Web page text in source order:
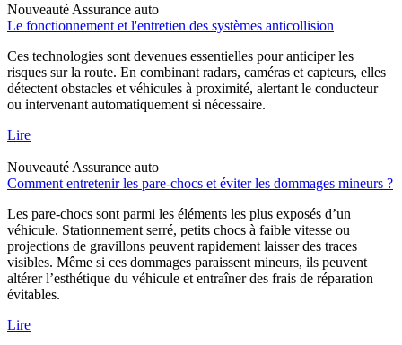
Nouveauté Assurance auto
Le fonctionnement et l'entretien des systèmes anticollision
Ces technologies sont devenues essentielles pour anticiper les
risques sur la route. En combinant radars, caméras et capteurs, elles
détectent obstacles et véhicules à proximité, alertant le conducteur
ou intervenant automatiquement si nécessaire.
Lire
Nouveauté Assurance auto
Comment entretenir les pare-chocs et éviter les dommages mineurs ?
Les pare-chocs sont parmi les éléments les plus exposés d’un
véhicule. Stationnement serré, petits chocs à faible vitesse ou
projections de gravillons peuvent rapidement laisser des traces
visibles. Même si ces dommages paraissent mineurs, ils peuvent
altérer l’esthétique du véhicule et entraîner des frais de réparation
évitables.
Lire